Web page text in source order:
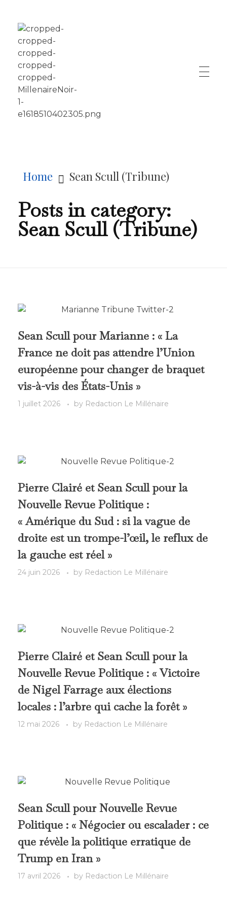
Home Sean Scull (Tribune)
Posts in category:
Sean Scull (Tribune)
Sean Scull pour Marianne : « La
France ne doit pas attendre l’Union
européenne pour changer de braquet
vis-à-vis des États-Unis »
1 juillet 2026 by Redaction Le Millénaire
Pierre Clairé et Sean Scull pour la
Nouvelle Revue Politique :
« Amérique du Sud : si la vague de
droite est un trompe-l’œil, le reflux de
la gauche est réel »
24 juin 2026 by Redaction Le Millénaire
Pierre Clairé et Sean Scull pour la
Nouvelle Revue Politique : « Victoire
de Nigel Farrage aux élections
locales : l’arbre qui cache la forêt »
12 mai 2026 by Redaction Le Millénaire
Sean Scull pour Nouvelle Revue
Politique : « Négocier ou escalader : ce
que révèle la politique erratique de
Trump en Iran »
17 avril 2026 by Redaction Le Millénaire